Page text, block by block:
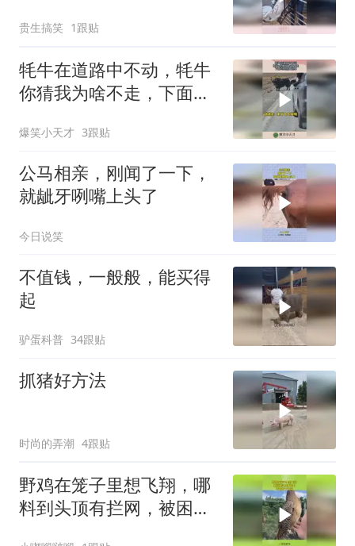
贵生搞笑 1跟贴
牦牛在道路中不动，牦牛
你猜我为啥不走，下面司
爆笑小天才 3跟贴
公马相亲，刚闻了一下，
就龇牙咧嘴上头了
今日说笑
不值钱，一般般，能买得
起
驴蛋科普 34跟贴
抓猪好方法
时尚的弄潮 4跟贴
野鸡在笼子里想飞翔，哪
料到头顶有拦网，被困住